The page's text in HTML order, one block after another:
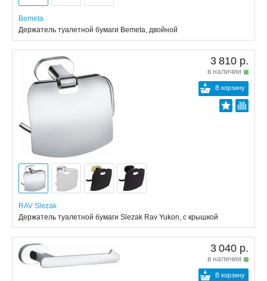
Bemeta
Держатель туалетной бумаги Bemeta, двойной
3 810 р.
в наличии
В корзину
RAV Slezak
Держатель туалетной бумаги Slezak Rav Yukon, с крышкой
3 040 р.
в наличии
В корзину